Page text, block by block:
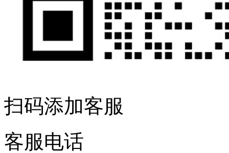
扫码添加客服
客服电话